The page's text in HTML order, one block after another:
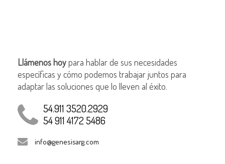
Llámenos hoypara hablar de sus necesidades
específicas y cómo podemos trabajar juntos para
adaptar las soluciones que lo lleven al éxito.
54.911 3520.2929
54 911 4172 5486
info@genesisarg.com